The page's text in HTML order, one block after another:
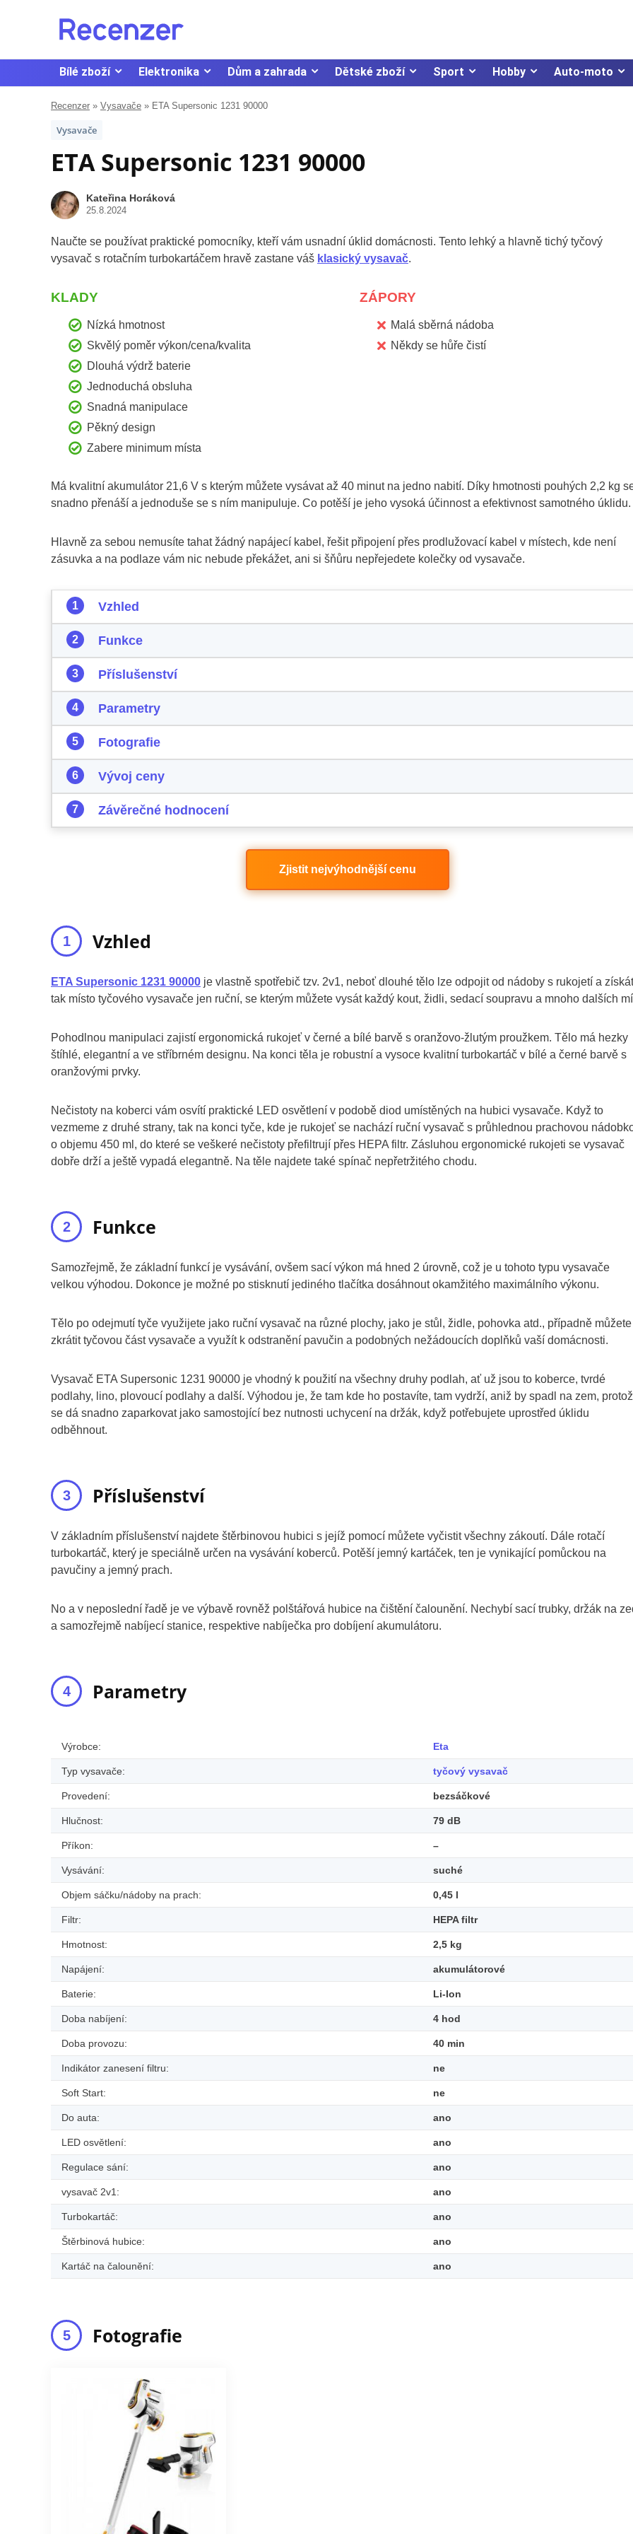
Bílé zboží Elektronika Dům a zahrada Dětské zboží Sport Hobby Auto-moto
Recenzer » Vysavače » ETA Supersonic 1231 90000
Vysavače
ETA Supersonic 1231 90000
Kateřina Horáková
25.8.2024
Naučte se používat praktické pomocníky, kteří vám usnadní úklid domácnosti. Tento lehký a hlavně tichý tyčový
vysavač s rotačním turbokartáčem hravě zastane váš klasický vysavač.
KLADY
Nízká hmotnost
Skvělý poměr výkon/cena/kvalita
Dlouhá výdrž baterie
Jednoduchá obsluha
Snadná manipulace
Pěkný design
Zabere minimum místa
ZÁPORY
Malá sběrná nádoba
Někdy se hůře čistí
Má kvalitní akumulátor 21,6 V s kterým můžete vysávat až 40 minut na jedno nabití. Díky hmotnosti pouhých 2,2 kg
snadno přenáší a jednoduše se s ním manipuluje. Co potěší je jeho vysoká účinnost a efektivnost samotného úklidu.
Hlavně za sebou nemusíte tahat žádný napájecí kabel, řešit připojení přes prodlužovací kabel v místech, kde není
zásuvka a na podlaze vám nic nebude překážet, ani si šňůru nepřejedete kolečky od vysavače.
Vzhled
Funkce
Příslušenství
Parametry
Fotografie
Vývoj ceny
Závěrečné hodnocení
Zjistit nejvýhodnější cenu
Vzhled
ETA Supersonic 1231 90000 je vlastně spotřebič tzv. 2v1, neboť dlouhé tělo lze odpojit od nádoby s rukojetí a
tak místo tyčového vysavače jen ruční, se kterým můžete vysát každý kout, židli, sedací soupravu a mnoho dalších
Pohodlnou manipulaci zajistí ergonomická rukojeť v černé a bílé barvě s oranžovo-žlutým proužkem. Tělo má hezky
štíhlé, elegantní a ve stříbrném designu. Na konci těla je robustní a vysoce kvalitní turbokartáč v bílé a černé barvě s
oranžovými prvky.
Nečistoty na koberci vám osvítí praktické LED osvětlení v podobě diod umístěných na hubici vysavače. Když to
vezmeme z druhé strany, tak na konci tyče, kde je rukojeť se nachází ruční vysavač s průhlednou prachovou
o objemu 450 ml, do které se veškeré nečistoty přefiltrují přes HEPA filtr. Zásluhou ergonomické rukojeti se vysavač
dobře drží a ještě vypadá elegantně. Na těle najdete také spínač nepřetržitého chodu.
Funkce
Samozřejmě, že základní funkcí je vysávání, ovšem sací výkon má hned 2 úrovně, což je u tohoto typu vysavače
velkou výhodou. Dokonce je možné po stisknutí jediného tlačítka dosáhnout okamžitého maximálního výkonu.
Tělo po odejmutí tyče využijete jako ruční vysavač na různé plochy, jako je stůl, židle, pohovka atd., případně můžete
zkrátit tyčovou část vysavače a využít k odstranění pavučin a podobných nežádoucích doplňků vaší domácnosti.
Vysavač ETA Supersonic 1231 90000 je vhodný k použití na všechny druhy podlah, ať už jsou to koberce, tvrdé
podlahy, lino, plovoucí podlahy a další. Výhodou je, že tam kde ho postavíte, tam vydrží, aniž by spadl na zem,
se dá snadno zaparkovat jako samostojící bez nutnosti uchycení na držák, když potřebujete uprostřed úklidu
odběhnout.
Příslušenství
V základním příslušenství najdete štěrbinovou hubici s jejíž pomocí můžete vyčistit všechny zákoutí. Dále rotačí
turbokartáč, který je speciálně určen na vysávání koberců. Potěší jemný kartáček, ten je vynikající pomůckou na
pavučiny a jemný prach.
No a v neposlední řadě je ve výbavě rovněž polštářová hubice na čištění čalounění. Nechybí sací trubky, držák na
a samozřejmě nabíjecí stanice, respektive nabíječka pro dobíjení akumulátoru.
Parametry
Výrobce: Eta
Typ vysavače: tyčový vysavač
Provedení: bezsáčkové
Hlučnost: 79 dB
Příkon: –
Vysávání: suché
Objem sáčku/nádoby na prach: 0,45 l
Filtr: HEPA filtr
Hmotnost: 2,5 kg
Napájení: akumulátorové
Baterie: Li-Ion
Doba nabíjení: 4 hod
Doba provozu: 40 min
Indikátor zanesení filtru: ne
Soft Start: ne
Do auta: ano
LED osvětlení: ano
Regulace sání: ano
vysavač 2v1: ano
Turbokartáč: ano
Štěrbinová hubice: ano
Kartáč na čalounění: ano
Fotografie